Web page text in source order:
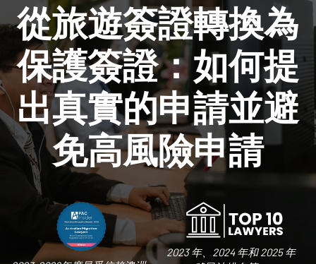
從旅遊簽證轉換為
保護簽證：如何提
出真實的申請並避
免高風險申請
2023 年、2024 年和 2025 年